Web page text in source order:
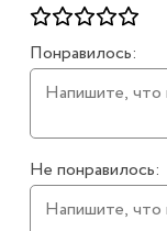
Понравилось:
Не понравилось: